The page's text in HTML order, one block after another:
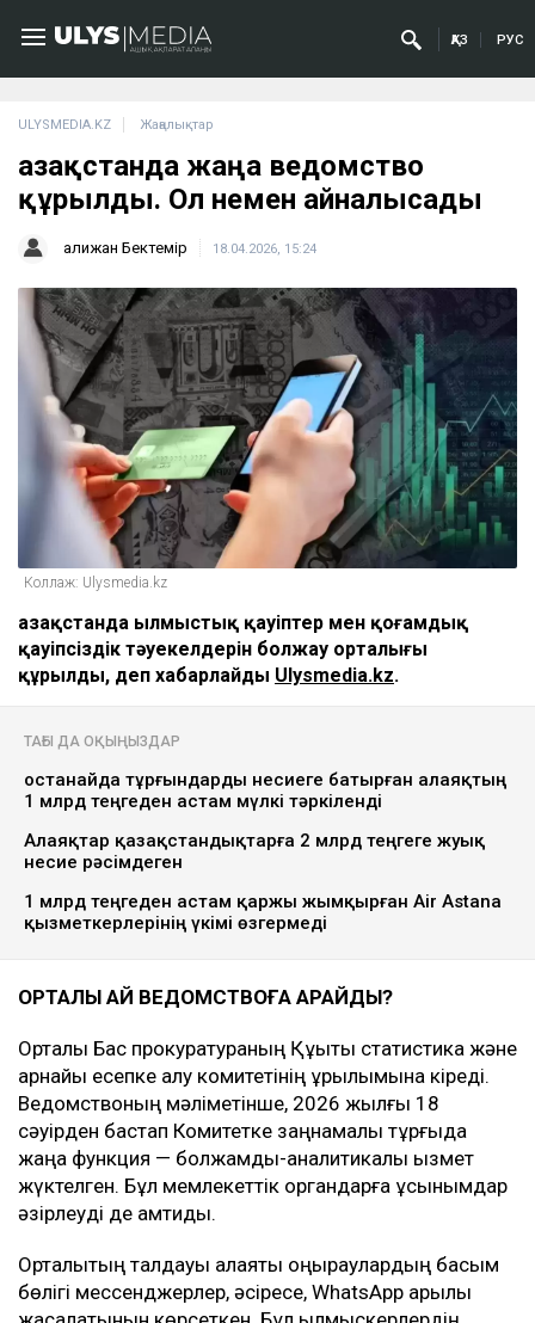
ҚАЗ РУС
ULYSMEDIA.KZ Жаңалықтар
Қазақстанда жаңа ведомство
құрылды. Ол немен айналысады
Қалижан Бектемір 18.04.2026, 15:24
Коллаж: Ulysmedia.kz
Қазақстанда Қылмыстық қауіптер мен қоғамдық
қауіпсіздік тәуекелдерін болжау орталығы
құрылды, деп хабарлайды Ulysmedia.kz.
ТАҒЫ ДА ОҚЫҢЫЗДАР
Қостанайда тұрғындарды несиеге батырған алаяқтың
1 млрд теңгеден астам мүлкі тәркіленді
Алаяқтар қазақстандықтарға 2 млрд теңгеге жуық
несие рәсімдеген
1 млрд теңгеден астам қаржы жымқырған Air Astana
қызметкерлерінің үкімі өзгермеді
ОРТАЛЫҚ ҚАЙ ВЕДОМСТВОҒА ҚАРАЙДЫ?
Орталық Бас прокуратураның Құқықтық статистика және
арнайы есепке алу комитетінің құрылымына кіреді.
Ведомствоның мәліметінше, 2026 жылғы 18
сәуірден бастап Комитетке заңнамалық тұрғыда
жаңа функция — болжамдық-аналитикалық қызмет
жүктелген. Бұл мемлекеттік органдарға ұсынымдар
әзірлеуді де қамтиды.
Орталықтың талдауы алаяқтық қоңыраулардың басым
бөлігі мессенджерлер, әсіресе, WhatsApp арқылы